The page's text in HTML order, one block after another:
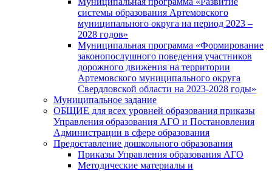
системы образования Артемовского
муниципального округа на период 2023 –
2028 годов»
Муниципальная программа «Формирование
законопослушного поведения участников
дорожного движения на территории
Артемовского муниципального округа
Свердловской области на 2023-2028 годы»
Муниципальное задание
ОБЩИЕ для всех уровней образования приказы
Управления образования АГО и Постановления
Администрации в сфере образования
Предоставление дошкольного образования
Приказы Управления образования АГО
Методические материалы и